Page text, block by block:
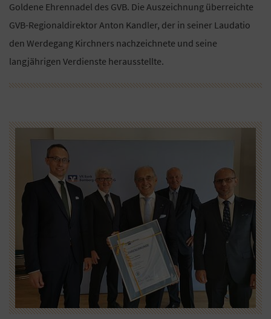
Goldene Ehrennadel des GVB. Die Auszeichnung überreichte
GVB-Regionaldirektor Anton Kandler, der in seiner Laudatio
den Werdegang Kirchners nachzeichnete und seine
langjährigen Verdienste herausstellte.